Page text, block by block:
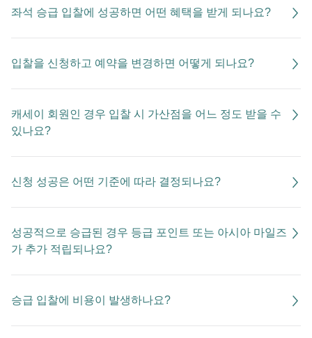
좌석 승급 입찰에 성공하면 어떤 혜택을 받게 되나요?
입찰을 신청하고 예약을 변경하면 어떻게 되나요?
캐세이 회원인 경우 입찰 시 가산점을 어느 정도 받을 수
있나요?
신청 성공은 어떤 기준에 따라 결정되나요?
성공적으로 승급된 경우 등급 포인트 또는 아시아 마일즈
가 추가 적립되나요?
승급 입찰에 비용이 발생하나요?